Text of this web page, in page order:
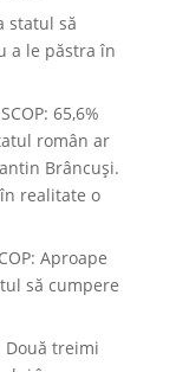
statul să
a le păstra în
65,6%
român ar
Brâncuși.
realitate o
Aproape
să cumpere
Două treimi